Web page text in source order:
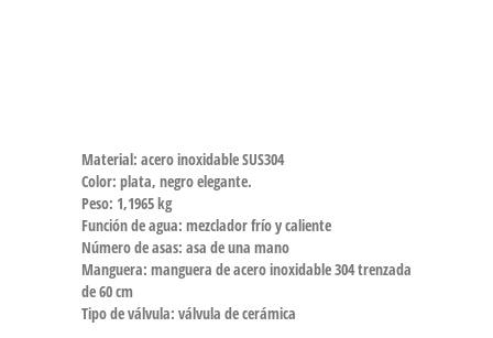
Material: acero inoxidable SUS304
Color: plata, negro elegante.
Peso: 1,1965 kg
Función de agua: mezclador frío y caliente
Número de asas: asa de una mano
Manguera: manguera de acero inoxidable 304 trenzada
de 60 cm
Tipo de válvula: válvula de cerámica